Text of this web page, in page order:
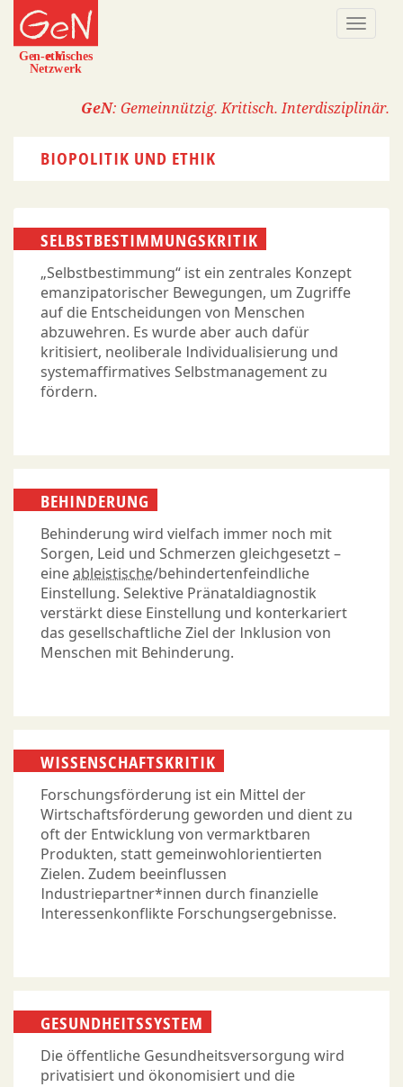
Direkt
zum
Inhalt
GeN: Gemeinnützig. Kritisch. Interdisziplinär.
BIOPOLITIK UND ETHIK
SELBSTBESTIMMUNGSKRITIK
„Selbstbestimmung“ ist ein zentrales Konzept
emanzipatorischer Bewegungen, um Zugriffe
auf die Entscheidungen von Menschen
abzuwehren. Es wurde aber auch dafür
kritisiert, neoliberale Individualisierung und
systemaffirmatives Selbstmanagement zu
fördern.
BEHINDERUNG
Behinderung wird vielfach immer noch mit
Sorgen, Leid und Schmerzen gleichgesetzt –
eineableistische/behindertenfeindliche
Einstellung. Selektive Pränataldiagnostik
verstärkt diese Einstellung und konterkariert
das gesellschaftliche Ziel der Inklusion von
Menschen mit Behinderung.
WISSENSCHAFTSKRITIK
Forschungsförderung ist ein Mittel der
Wirtschaftsförderung geworden und dient zu
oft der Entwicklung von vermarktbaren
Produkten, statt gemeinwohlorientierten
Zielen. Zudem beeinflussen
Industriepartner*innen durch finanzielle
Interessenkonflikte Forschungsergebnisse.
GESUNDHEITSSYSTEM
Die öffentliche Gesundheitsversorgung wird
privatisiert und ökonomisiert und die